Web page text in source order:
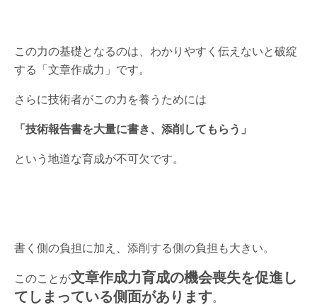
この力の基礎となるのは、わかりやすく伝えないと破綻
する「文章作成力」です。
さらに技術者がこの力を養うためには
「技術報告書を大量に書き、添削してもらう」
という地道な育成が不可欠です。
書く側の負担に加え、添削する側の負担も大きい。
このことが文章作成力育成の機会喪失を促進し
てしまっている側面があります。